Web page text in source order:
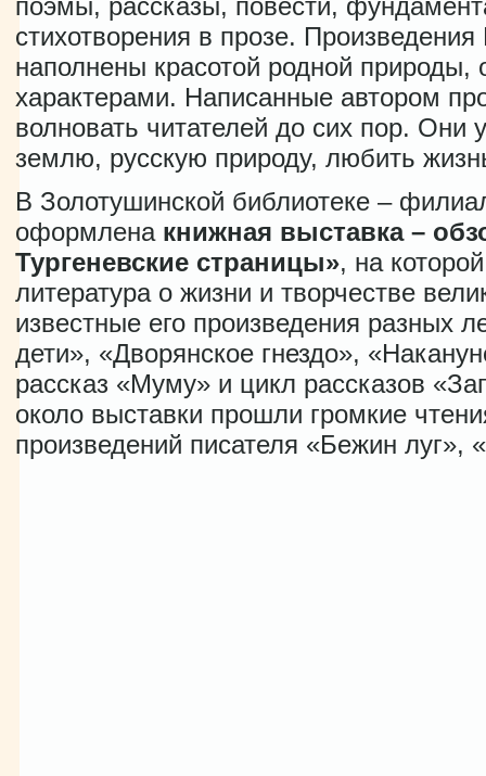
поэмы, рассказы, повести,
стихотворения в прозе.
наполнены красотой родной
характерами. Написанные автором
волновать читателей до сих пор. Они
землю, русскую природу, любить
В Золотушинской библиотеке –
оформлена книжная выставка –
Тургеневские страницы», на
литература о жизни и творчестве
известные его произведения разных
дети», «Дворянское гнездо»,
рассказ «Муму» и цикл рассказов
около выставки прошли громкие
произведений писателя «Бежин луг»,